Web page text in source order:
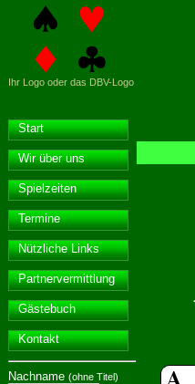
Ihr Logo oder das DBV-Logo
Start
Wir über uns
Spielzeiten
Termine
Nützliche Links
Partnervermittlung
Gästebuch
Kontakt
Nachname (ohne Titel)